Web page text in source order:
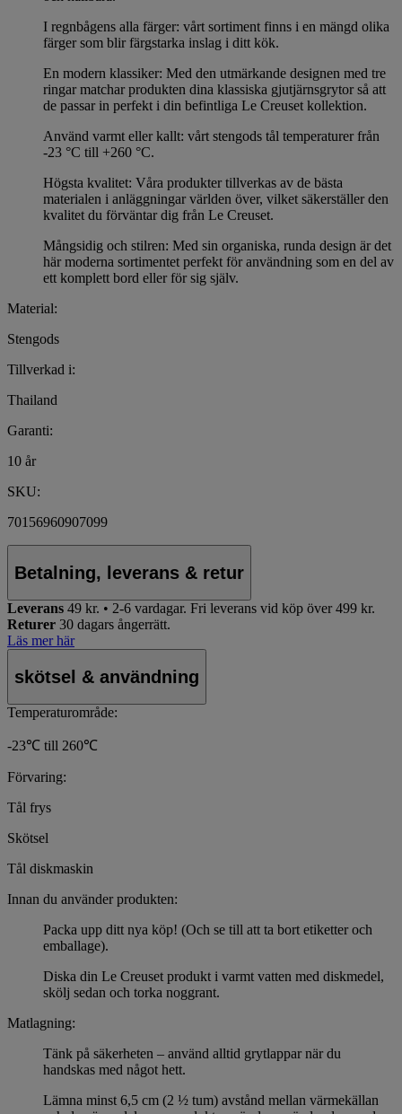
I regnbågens alla färger: vårt sortiment finns i en mängd olika
färger som blir färgstarka inslag i ditt kök.
En modern klassiker: Med den utmärkande designen med tre
ringar matchar produkten dina klassiska gjutjärnsgrytor så att
de passar in perfekt i din befintliga Le Creuset kollektion.
Använd varmt eller kallt: vårt stengods tål temperaturer från
-23 °C till +260 °C.
Högsta kvalitet: Våra produkter tillverkas av de bästa
materialen i anläggningar världen över, vilket säkerställer den
kvalitet du förväntar dig från Le Creuset.
Mångsidig och stilren: Med sin organiska, runda design är det
här moderna sortimentet perfekt för användning som en del av
ett komplett bord eller för sig själv.
Material:
Stengods
Tillverkad i:
Thailand
Garanti:
10 år
SKU:
70156960907099
Betalning, leverans & retur
Leverans 49 kr. • 2-6 vardagar. Fri leverans vid köp över 499 kr.
Returer 30 dagars ångerrätt.
Läs mer här
skötsel & användning
Temperaturområde:
-23℃ till 260℃
Förvaring:
Tål frys
Skötsel
Tål diskmaskin
Innan du använder produkten:
Packa upp ditt nya köp! (Och se till att ta bort etiketter och
emballage).
Diska din Le Creuset produkt i varmt vatten med diskmedel,
skölj sedan och torka noggrant.
Matlagning:
Tänk på säkerheten – använd alltid grytlappar när du
handskas med något hett.
Lämna minst 6,5 cm (2 ½ tum) avstånd mellan värmekällan